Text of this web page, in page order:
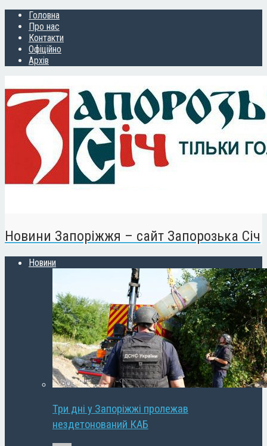
Головна
Про нас
Контакти
Офіційно
Архів
Новини Запоріжжя – сайт Запорозька Січ
Новини
Три дні у Запоріжжі пролежав
нездетонований КАБ